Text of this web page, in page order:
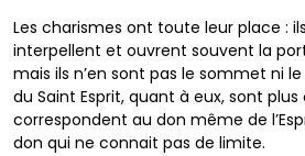
Les charismes ont toute leur place :
interpellent et ouvrent souvent la
mais ils n’en sont pas le sommet ni
du Saint Esprit, quant à eux, sont
correspondent au don même de
don qui ne connait pas de limite.